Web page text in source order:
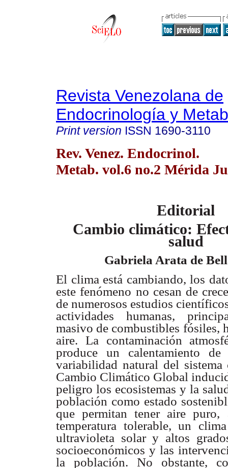
Revista Venezolana de
Endocrinología y
Print version ISSN 1690-3110
Rev. Venez. Endocrinol.
Metab. vol.6 no.2 Mérida
Editorial
Cambio climático:
salud
Gabriela Arata de
El clima está cambiando, los
este fenómeno no cesan de
de numerosos estudios
actividades humanas,
masivo de combustibles fósiles,
aire. La contaminación
produce un calentamiento
variabilidad natural del
Cambio Climático Global
peligro los ecosistemas y la
población como estado
que permitan tener aire puro,
temperatura tolerable, un
ultravioleta solar y altos
socioeconómicos y las
la población. No obstante,